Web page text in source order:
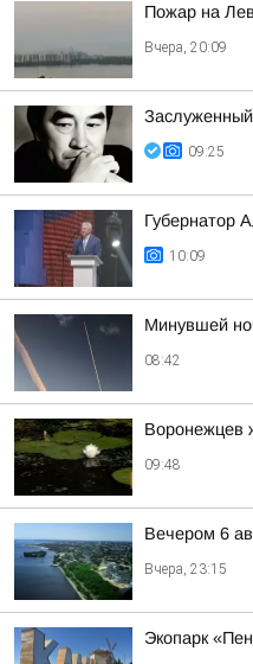
Пожар на
Вчера, 20:09
Заслуженный
09:25
Губернатор
10:09
Минувшей
08:42
Воронежцев
09:48
Вечером 6
Вчера, 23:15
Экопарк